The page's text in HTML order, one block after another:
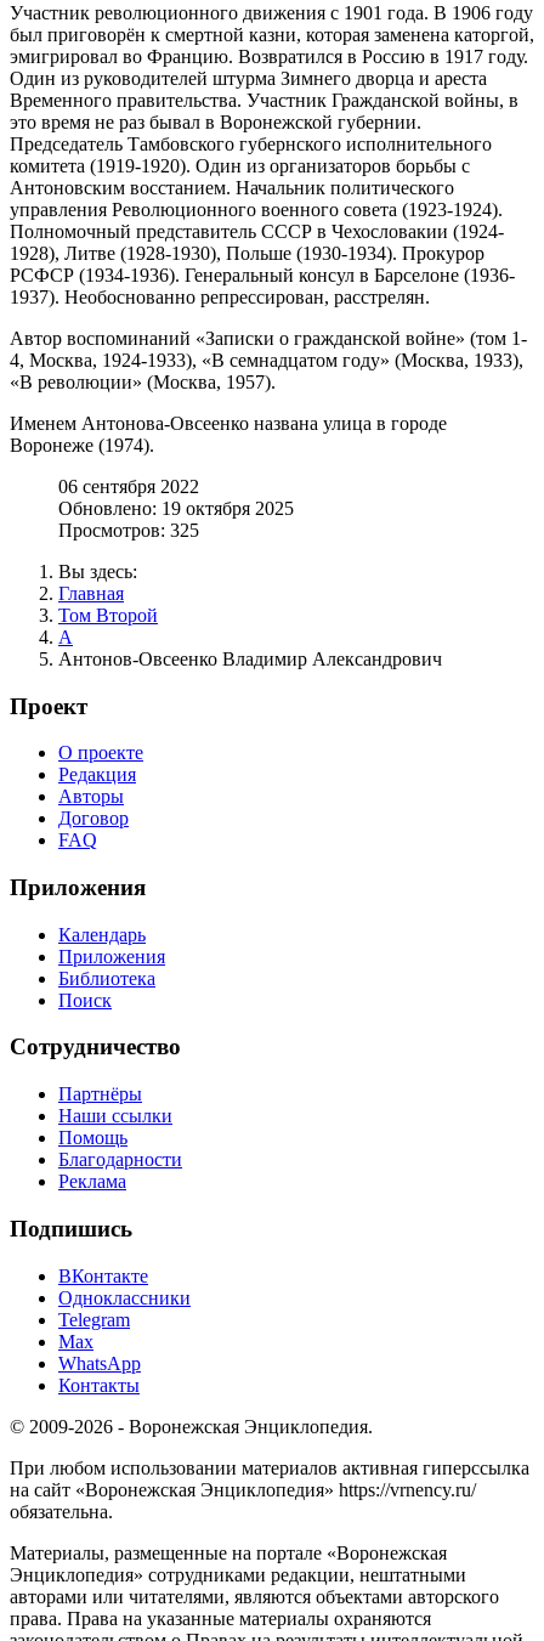
Участник революционного движения с 1901 года. В 1906 году
был приговорён к смертной казни, которая заменена каторгой,
эмигрировал во Францию. Возвратился в Россию в 1917 году.
Один из руководителей штурма Зимнего дворца и ареста
Временного правительства. Участник Гражданской войны, в
это время не раз бывал в Воронежской губернии.
Председатель Тамбовского губернского исполнительного
комитета (1919-1920). Один из организаторов борьбы с
Антоновским восстанием. Начальник политического
управления Революционного военного совета (1923-1924).
Полномочный представитель СССР в Чехословакии (1924-
1928), Литве (1928-1930), Польше (1930-1934). Прокурор
РСФСР (1934-1936). Генеральный консул в Барселоне (1936-
1937). Необоснованно репрессирован, расстрелян.
Автор воспоминаний «Записки о гражданской войне» (том 1-
4, Москва, 1924-1933), «В семнадцатом году» (Москва, 1933),
«В революции» (Москва, 1957).
Именем Антонова-Овсеенко названа улица в городе
Воронеже (1974).
06 сентября 2022
Обновлено: 19 октября 2025
Просмотров: 325
Вы здесь:
Главная
Том Второй
А
Антонов-Овсеенко Владимир Александрович
Проект
О проекте
Редакция
Авторы
Договор
FAQ
Приложения
Календарь
Приложения
Библиотека
Поиск
Сотрудничество
Партнёры
Наши ссылки
Помощь
Благодарности
Реклама
Подпишись
ВКонтакте
Одноклассники
Telegram
Max
WhatsApp
Контакты
© 2009-2026 - Воронежская Энциклопедия.
При любом использовании материалов активная гиперссылка
на сайт «Воронежская Энциклопедия» https://vrnency.ru/
обязательна.
Материалы, размещенные на портале «Воронежская
Энциклопедия» сотрудниками редакции, нештатными
авторами или читателями, являются объектами авторского
права. Права на указанные материалы охраняются